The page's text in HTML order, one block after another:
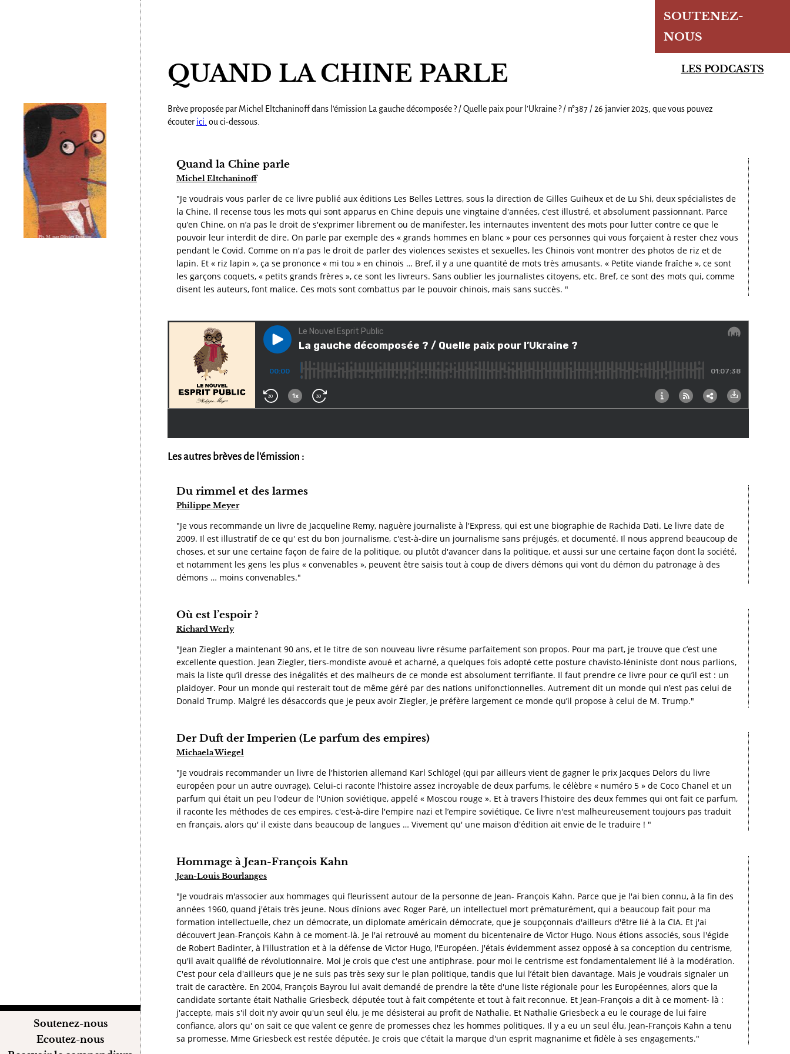
SOUTENEZ-
NOUS
LES PODCASTS
Soutenez-nous
Ecoutez-nous
QUAND LA CHINE PARLE
Brève proposée par Michel Eltchaninoff dans l'émission La gauche décomposée ? / Quelle paix pour l’Ukraine ? / n°387 / 26 janvier 2025, que vous pouvez
écouter ici. ou ci-dessous.
Quand la Chine parle
Michel Eltchaninoff
"Je voudrais vous parler de ce livre publié aux éditions Les Belles Lettres, sous la direction de Gilles Guiheux et de Lu Shi, deux spécialistes de
la Chine. Il recense tous les mots qui sont apparus en Chine depuis une vingtaine d'années, c’est illustré, et absolument passionnant. Parce
qu’en Chine, on n’a pas le droit de s'exprimer librement ou de manifester, les internautes inventent des mots pour lutter contre ce que le
pouvoir leur interdit de dire. On parle par exemple des « grands hommes en blanc » pour ces personnes qui vous forçaient à rester chez vous
pendant le Covid. Comme on n'a pas le droit de parler des violences sexistes et sexuelles, les Chinois vont montrer des photos de riz et de
lapin. Et « riz lapin », ça se prononce « mi tou » en chinois … Bref, il y a une quantité de mots très amusants. « Petite viande fraîche », ce sont
les garçons coquets, « petits grands frères », ce sont les livreurs. Sans oublier les journalistes citoyens, etc. Bref, ce sont des mots qui, comme
disent les auteurs, font malice. Ces mots sont combattus par le pouvoir chinois, mais sans succès. "
Les autres brèves de l'émission :
Du rimmel et des larmes
Philippe Meyer
"Je vous recommande un livre de Jacqueline Remy, naguère journaliste à l'Express, qui est une biographie de Rachida Dati. Le livre date de
2009. Il est illustratif de ce qu' est du bon journalisme, c'est-à-dire un journalisme sans préjugés, et documenté. Il nous apprend beaucoup de
choses, et sur une certaine façon de faire de la politique, ou plutôt d'avancer dans la politique, et aussi sur une certaine façon dont la société,
et notamment les gens les plus « convenables », peuvent être saisis tout à coup de divers démons qui vont du démon du patronage à des
démons … moins convenables."
Où est l’espoir ?
Richard Werly
"Jean Ziegler a maintenant 90 ans, et le titre de son nouveau livre résume parfaitement son propos. Pour ma part, je trouve que c’est une
excellente question. Jean Ziegler, tiers-mondiste avoué et acharné, a quelques fois adopté cette posture chavisto-léniniste dont nous parlions,
mais la liste qu’il dresse des inégalités et des malheurs de ce monde est absolument terrifiante. Il faut prendre ce livre pour ce qu’il est : un
plaidoyer. Pour un monde qui resterait tout de même géré par des nations unifonctionnelles. Autrement dit un monde qui n’est pas celui de
Donald Trump. Malgré les désaccords que je peux avoir Ziegler, je préfère largement ce monde qu’il propose à celui de M. Trump."
Der Duft der Imperien (Le parfum des empires)
Michaela Wiegel
"Je voudrais recommander un livre de l'historien allemand Karl Schlögel (qui par ailleurs vient de gagner le prix Jacques Delors du livre
européen pour un autre ouvrage). Celui-ci raconte l'histoire assez incroyable de deux parfums, le célèbre « numéro 5 » de Coco Chanel et un
parfum qui était un peu l'odeur de l'Union soviétique, appelé « Moscou rouge ». Et à travers l'histoire des deux femmes qui ont fait ce parfum,
il raconte les méthodes de ces empires, c'est-à-dire l'empire nazi et l’empire soviétique. Ce livre n'est malheureusement toujours pas traduit
en français, alors qu' il existe dans beaucoup de langues … Vivement qu' une maison d'édition ait envie de le traduire ! "
Hommage à Jean-François Kahn
Jean-Louis Bourlanges
"Je voudrais m'associer aux hommages qui fleurissent autour de la personne de Jean- François Kahn. Parce que je l'ai bien connu, à la fin des
années 1960, quand j'étais très jeune. Nous dînions avec Roger Paré, un intellectuel mort prématurément, qui a beaucoup fait pour ma
formation intellectuelle, chez un démocrate, un diplomate américain démocrate, que je soupçonnais d'ailleurs d'être lié à la CIA. Et j'ai
découvert Jean-François Kahn à ce moment-là. Je l'ai retrouvé au moment du bicentenaire de Victor Hugo. Nous étions associés, sous l'égide
de Robert Badinter, à l'illustration et à la défense de Victor Hugo, l'Européen. J'étais évidemment assez opposé à sa conception du centrisme,
qu'il avait qualifié de révolutionnaire. Moi je crois que c'est une antiphrase. pour moi le centrisme est fondamentalement lié à la modération.
C'est pour cela d'ailleurs que je ne suis pas très sexy sur le plan politique, tandis que lui l’était bien davantage. Mais je voudrais signaler un
trait de caractère. En 2004, François Bayrou lui avait demandé de prendre la tête d'une liste régionale pour les Européennes, alors que la
candidate sortante était Nathalie Griesbeck, députée tout à fait compétente et tout à fait reconnue. Et Jean-François a dit à ce moment- là :
j'accepte, mais s'il doit n’y avoir qu'un seul élu, je me désisterai au profit de Nathalie. Et Nathalie Griesbeck a eu le courage de lui faire
confiance, alors qu' on sait ce que valent ce genre de promesses chez les hommes politiques. Il y a eu un seul élu, Jean-François Kahn a tenu
sa promesse, Mme Griesbeck est restée députée. Je crois que c’était la marque d'un esprit magnanime et fidèle à ses engagements."